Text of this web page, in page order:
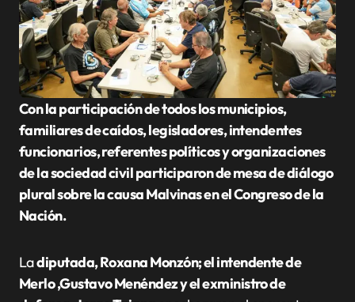
Con la participación de todos los municipios,
familiares de caídos, legisladores, intendentes
funcionarios, referentes políticos y organizaciones
de la sociedad civil participaron de mesa de diálogo
plural sobre la causa Malvinas en el Congreso de la
Nación.
Ladiputada, Roxana Monzón; el intendente de
Merlo ,Gustavo Menéndez y el exministro de